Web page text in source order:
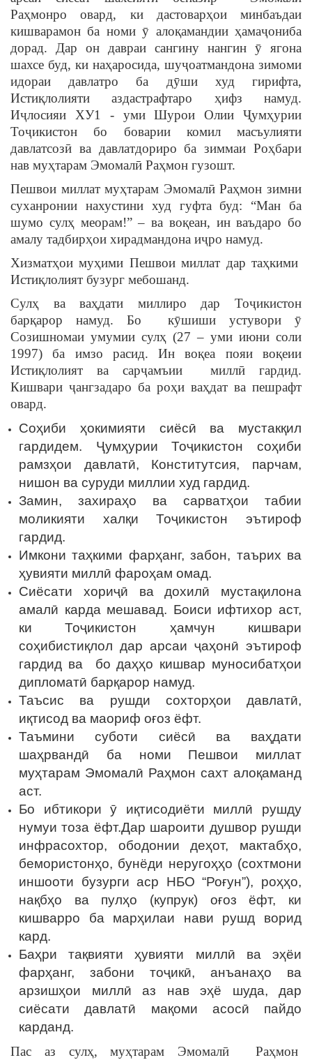
Раҳмонро овард, ки дастоварҳои минбаъдаи
кишварамон ба номи ӯ алоқамандии ҳамаҷониба
дорад. Дар он давраи сангину нангин ӯ ягона
шахсе буд, ки наҳаросида, шуҷоатмандона зимоми
идораи давлатро ба дӯши худ гирифта,
Истиқлолияти аздастрафтаро ҳифз намуд.
Иҷлосияи ХУ1 - уми Шурои Олии Ҷумҳурии
Тоҷикистон бо боварии комил масъулияти
давлатсозӣ ва давлатдориро ба зиммаи Роҳбари
нав муҳтарам Эмомалӣ Раҳмон гузошт.
Пешвои миллат муҳтарам Эмомалӣ Раҳмон зимни
суханронии нахустини худ гуфта буд: “Ман ба
шумо сулҳ меорам!” – ва воқеан, ин ваъдаро бо
амалу тадбирҳои хирадмандона иҷро намуд.
Хизматҳои муҳими Пешвои миллат дар таҳкими
Истиқлолият бузург мебошанд.
Сулҳ ва ваҳдати миллиро дар Тоҷикистон
барқарор намуд. Бо кӯшиши устувори ӯ
Созишномаи умумии сулҳ (27 – уми июни соли
1997) ба имзо расид. Ин воқеа пояи воқеии
Истиқлолият ва сарҷамъии миллӣ гардид.
Кишвари ҷангзадаро ба роҳи ваҳдат ва пешрафт
овард.
Соҳиби ҳокимияти сиёсӣ ва мустакқил
гардидем. Ҷумҳурии Тоҷикистон соҳиби
рамзҳои давлатӣ, Конститутсия, парчам,
нишон ва суруди миллии худ гардид.
Замин, захираҳо ва сарватҳои табии
моликияти халқи Тоҷикистон эътироф
гардид.
Имкони таҳкими фарҳанг, забон, таърих ва
ҳувияти миллӣ фароҳам омад.
Сиёсати хориҷӣ ва дохилӣ мустақилона
амалӣ карда мешавад. Боиси ифтихор аст,
ки Тоҷикистон ҳамчун кишвари
соҳибистиқлол дар арсаи ҷаҳонӣ эътироф
гардид ва бо даҳҳо кишвар муносибатҳои
дипломатӣ барқарор намуд.
Таъсис ва рушди сохторҳои давлатӣ,
иқтисод ва маориф оғоз ёфт.
Таъмини суботи сиёсӣ ва ваҳдати
шаҳрвандӣ ба номи Пешвои миллат
муҳтарам Эмомалӣ Раҳмон сахт алоқаманд
аст.
Бо ибтикори ӯ иқтисодиёти миллӣ рушду
нумуи тоза ёфт.Дар шароити душвор рушди
инфрасохтор, ободонии деҳот, мактабҳо,
бемористонҳо, бунёди неругоҳҳо (сохтмони
иншооти бузурги аср НБО “Роғун”), роҳҳо,
нақбҳо ва пулҳо (купрук) оғоз ёфт, ки
кишварро ба марҳилаи нави рушд ворид
кард.
Баҳри тақвияти ҳувияти миллӣ ва эҳёи
фарҳанг, забони тоҷикӣ, анъанаҳо ва
арзишҳои миллӣ аз нав эҳё шуда, дар
сиёсати давлатӣ мақоми асосӣ пайдо
карданд.
Пас аз сулҳ, муҳтарам Эмомалӣ Раҳмон